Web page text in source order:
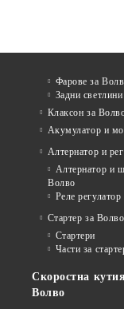
Фарове за
Задни
Клаксон за
Акумулатор и
Алтернатор и
Алтернатор и
Волво
Реле регулатор
Стартер за Волво
Стартери
Части за
Скоростна
Волво